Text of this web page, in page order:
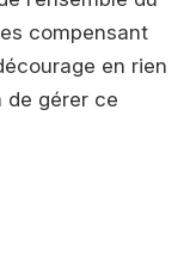
compensant
en rien
de gérer ce